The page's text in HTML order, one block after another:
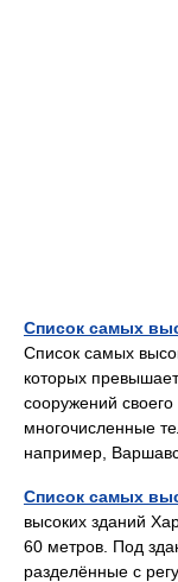
Список самых
Список самых
которых
сооружений
многочисленные
например,
Список самых
высоких зданий
60 метров. Под
разделённые с